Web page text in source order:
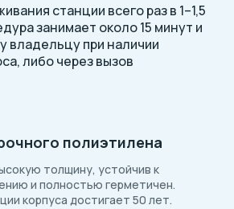
станции всего раз в 1–1,5
занимает около 15 минут и
владельцу при наличии
либо через вызов
полиэтилена
толщину, устойчив к
и полностью герметичен.
корпуса достигает 50 лет.